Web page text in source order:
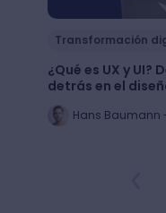
Transformación
¿Qué es UX y
detrás en el
Hans Baumann